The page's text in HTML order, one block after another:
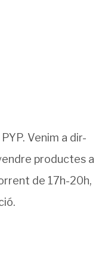
Venim a dir-
productes a
de 17h-20h,